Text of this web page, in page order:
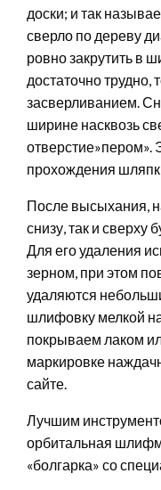
доски; и так
сверло по дереву
ровно закрутить в
достаточно трудно,
засверливанием.
ширине насквозь
отверстие»пером».
прохождения
После высыхания,
снизу, так и сверху
Для его удаления
зерном, при этом
удаляются
шлифовку мелкой
покрываем лаком
маркировке
сайте.
Лучшим
орбитальная
«болгарка» со